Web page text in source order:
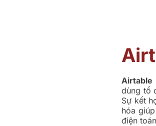
Airtable
dùng tổ
Sự kết
hóa
điện